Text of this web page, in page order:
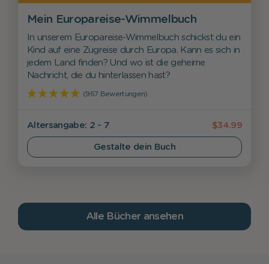
Mein Europareise-Wimmelbuch
In unserem Europareise-Wimmelbuch schickst du ein
Kind auf eine Zugreise durch Europa. Kann es sich in
jedem Land finden? Und wo ist die geheime
Nachricht, die du hinterlassen hast?
(967 Bewertungen)
$34.99
Alters­angabe: 2 - 7
Gestalte dein Buch
Alle Bücher ansehen